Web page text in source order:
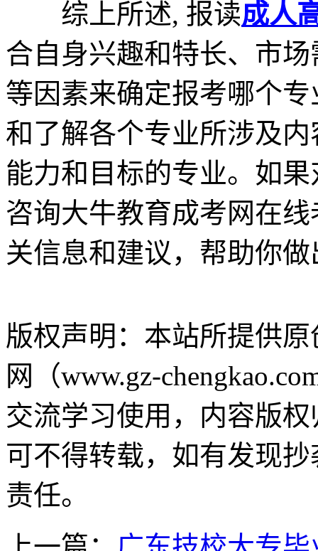
综上所述, 报读成人
合自身兴趣和特长、市
等因素来确定报考哪个
和了解各个专业所涉及
能力和目标的专业。如
咨询大牛教育成考网在
关信息和建议，帮助你
版权声明： 本站所提供
网（www.gz-
交流学习使用，内容版
可不得转载，如有发现
责任。